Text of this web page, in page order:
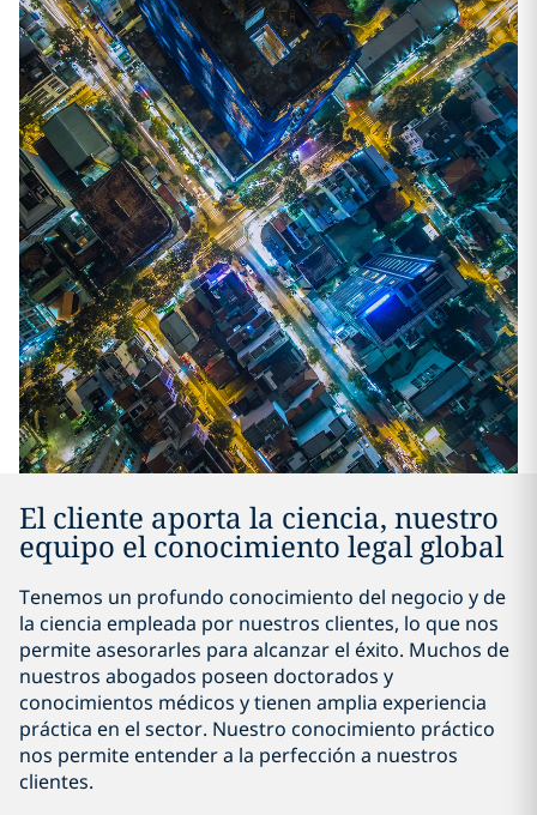
El cliente aporta la ciencia, nuestro
equipo el conocimiento legal global
Tenemos un profundo conocimiento del negocio y de
la ciencia empleada por nuestros clientes, lo que nos
permite asesorarles para alcanzar el éxito. Muchos de
nuestros abogados poseen doctorados y
conocimientos médicos y tienen amplia experiencia
práctica en el sector. Nuestro conocimiento práctico
nos permite entender a la perfección a nuestros
clientes.